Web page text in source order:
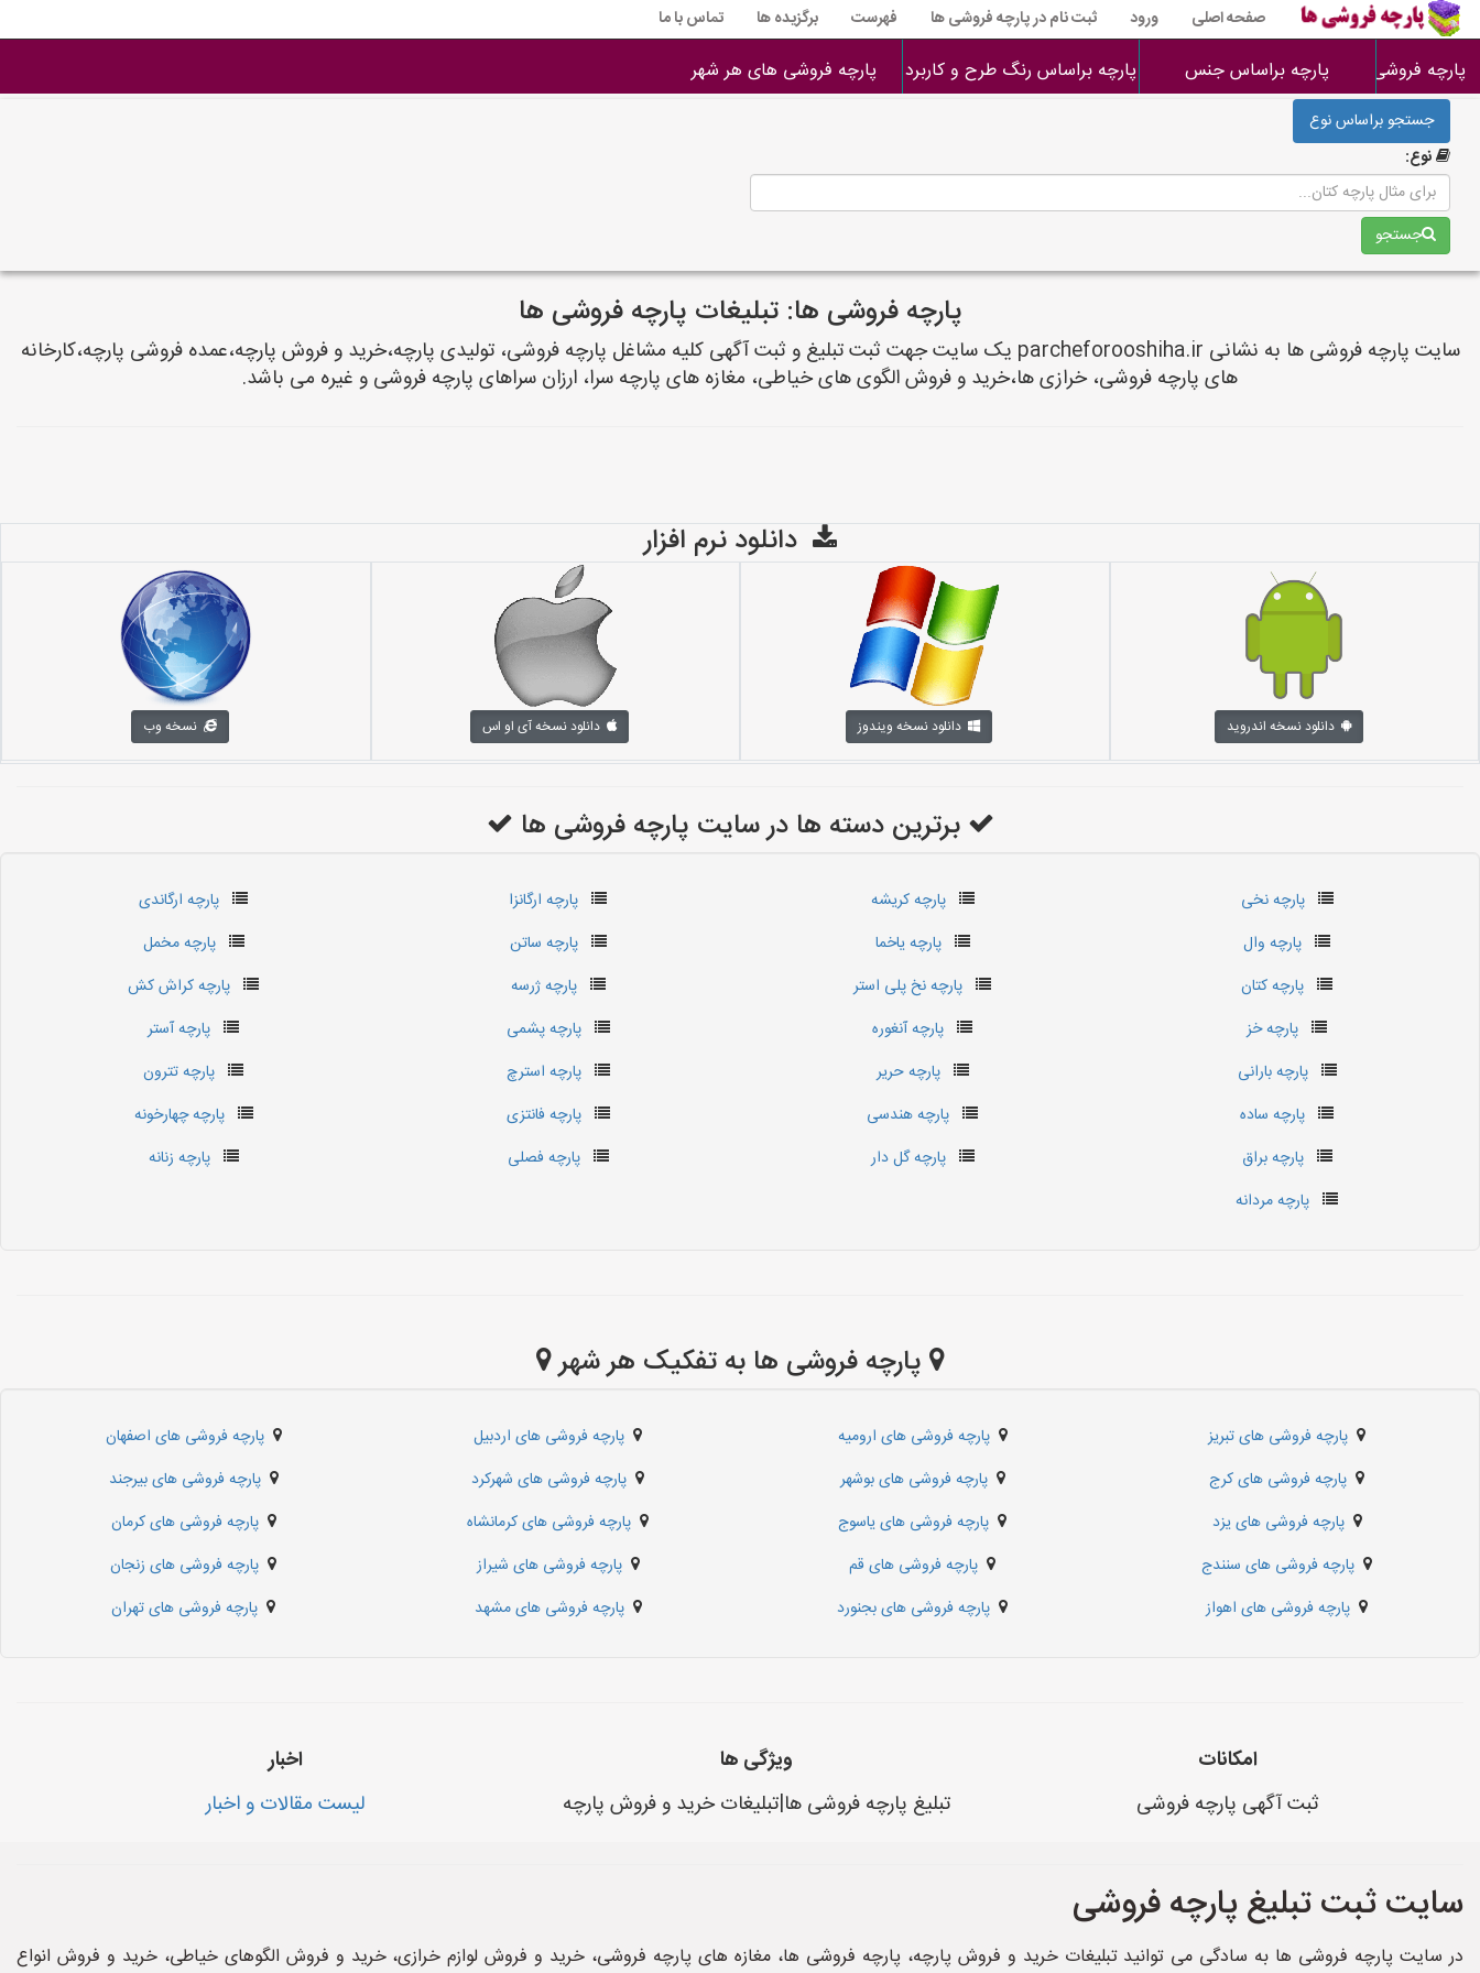
صفحه اصلی ورود ثبت نام در پارچه فروشی ها فهرست برگزیده ها تماس با ما
پارچه فروشی ها پارچه براساس جنس پارچه براساس رنگ طرح و کاربرد پارچه فروشی های هر شهر
جستجو براساس نوع
نوع:
جستجو
پارچه فروشی ها: تبلیغات پارچه فروشی ها
سایت پارچه فروشی ها به نشانی parcheforooshiha.ir یک سایت جهت ثبت تبلیغ و ثبت آگهی کلیه مشاغل پارچه فروشی، تولیدی پارچه،خرید و فروش پارچه،عمده فروشی پارچه،کارخانه
های پارچه فروشی، خرازی ها،خرید و فروش الگوی های خیاطی، مغازه های پارچه سرا، ارزان سراهای پارچه فروشی و غیره می باشد.
دانلود نرم افزار
دانلود نسخه اندروید دانلود نسخه ویندوز دانلود نسخه آی او اس نسخه وب
برترین دسته ها در سایت پارچه فروشی ها
پارچه نخی پارچه کریشه پارچه ارگانزا
پارچه ارگاندی
پارچه وال
پارچه یاخما پارچه ساتن
پارچه مخمل
پارچه کتان
پارچه نخ پلی استر پارچه ژرسه
پارچه کراش کش
پارچه خز
پارچه آنغوره پارچه پشمی
پارچه آستر
پارچه بارانی
پارچه حریر پارچه استرچ
پارچه تترون
پارچه ساده
پارچه هندسی پارچه فانتزی
پارچه چهارخونه
پارچه براق
پارچه گل دار پارچه فصلی
پارچه زنانه
پارچه مردانه
پارچه فروشی ها به تفکیک هر شهر
پارچه فروشی های تبریز پارچه فروشی های ارومیه پارچه فروشی های اردبیل
پارچه فروشی های اصفهان
پارچه فروشی های کرج
پارچه فروشی های بوشهر پارچه فروشی های شهرکرد
پارچه فروشی های بیرجند
پارچه فروشی های یزد
پارچه فروشی های یاسوج پارچه فروشی های کرمانشاه
پارچه فروشی های کرمان
پارچه فروشی های سنندج
پارچه فروشی های قم پارچه فروشی های شیراز
پارچه فروشی های زنجان
پارچه فروشی های اهواز
پارچه فروشی های بجنورد پارچه فروشی های مشهد پارچه فروشی های تهران
امکانات
ثبت آگهی پارچه فروشی
ویژگی ها
تبلیغ پارچه فروشی ها|تبلیغات خرید و فروش پارچه
اخبار
لیست مقالات و اخبار
سایت ثبت تبلیغ پارچه فروشی
در سایت پارچه فروشی ها به سادگی می توانید تبلیغات خرید و فروش پارچه، پارچه فروشی ها، مغازه های پارچه فروشی، خرید و فروش لوازم خرازی، خرید و فروش الگوهای خیاطی، خرید و فروش انواع